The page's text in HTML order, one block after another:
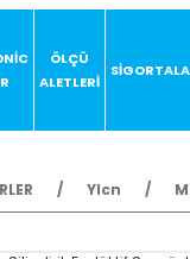
ÖLÇÜ
ALETLERİ
Ylcn